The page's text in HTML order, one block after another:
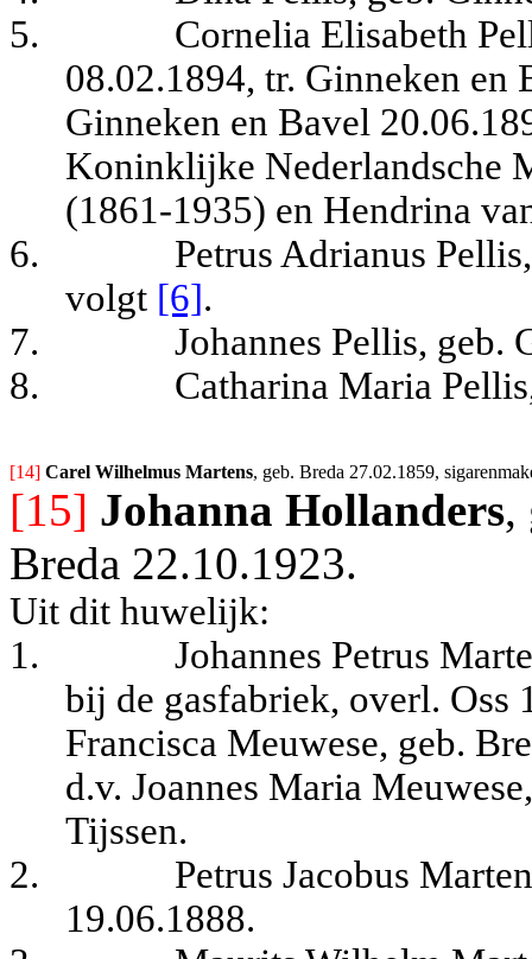
5.
Cornelia Elisabeth
08.02.1894, tr. Ginneken en
Ginneken en Bavel
Koninklijke Nederlandsche
(1861-1935) en Hendrina
6.
Petrus Adrianus
volgt [6].
7.
Johannes Pellis, geb.
8.
Catharina Maria
[14] Carel Wilhelmus Martens, geb. Breda 27.02.1859,
[15] Johanna Hollanders,
Breda 22.10.1923.
Uit dit huwelijk:
1.
Johannes Petrus
bij de gasfabriek, overl. Oss
Francisca Meuwese, geb.
d.v. Joannes Maria
Tijssen.
2.
Petrus Jacobus
19.06.1888.